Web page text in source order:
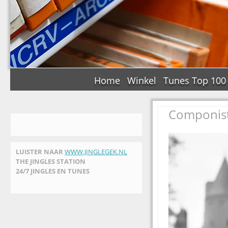
Home Winkel Tunes Top 100
LUISTER NAAR WWW.JINGLEGEK.NL
THE JINGLES STATION
24/7 JINGLES EN TUNES